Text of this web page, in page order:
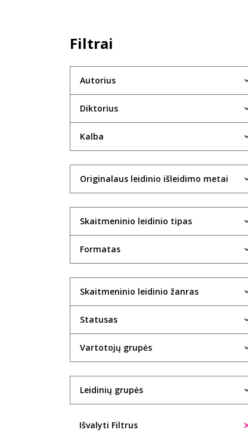
Filtrai
Autorius
Diktorius
Kalba
Originalaus leidinio išleidimo metai
Skaitmeninio leidinio tipas
Formatas
Skaitmeninio leidinio žanras
Statusas
Vartotojų grupės
Leidinių grupės
Išvalyti Filtrus